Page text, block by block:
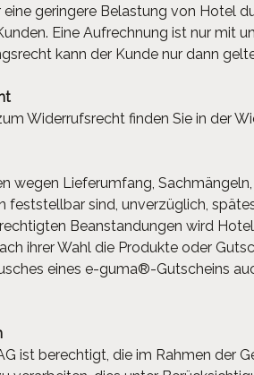
geringere Belastung von Hotel
Eine Aufrechnung ist nur mit
kann der Kunde nur dann
Widerrufsrecht finden Sie in der
wegen Lieferumfang,
feststellbar sind, unverzüglich,
Beanstandungen wird
ihrer Wahl die Produkte oder
eines e-guma®-Gutscheins
ist berechtigt, die im Rahmen der